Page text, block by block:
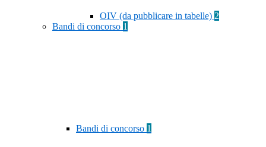
OIV (da pubblicare in tabelle) 2
Bandi di concorso 1
Bandi di concorso 1